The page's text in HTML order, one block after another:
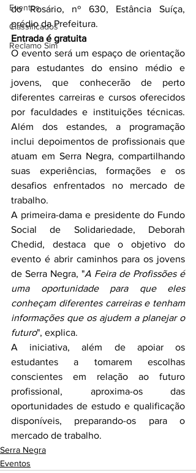
Eventos
Classificados
Reclamo Sim
do Rosário, nº 630, Estância Suíça,
prédio da Prefeitura.
Entrada é gratuita
O evento será um espaço de orientação
para estudantes do ensino médio e
jovens, que conhecerão de perto
diferentes carreiras e cursos oferecidos
por faculdades e instituições técnicas.
Além dos estandes, a programação
inclui depoimentos de profissionais que
atuam em Serra Negra, compartilhando
suas experiências, formações e os
desafios enfrentados no mercado de
trabalho.
A primeira-dama e presidente do Fundo
Social de Solidariedade, Deborah
Chedid, destaca que o objetivo do
evento é abrir caminhos para os jovens
de Serra Negra, "A Feira de Profissões é
uma oportunidade para que eles
conheçam diferentes carreiras e tenham
informações que os ajudem a planejar o
futuro", explica.
A iniciativa, além de apoiar os
estudantes a tomarem escolhas
conscientes em relação ao futuro
profissional, aproxima-os das
oportunidades de estudo e qualificação
disponíveis, preparando-os para o
mercado de trabalho.
Serra Negra
Eventos